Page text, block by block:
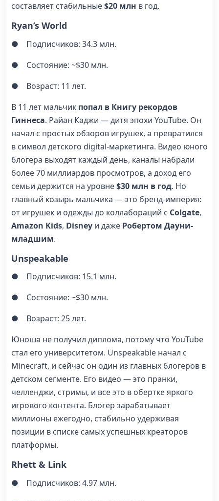
составляет стабильные$20 млн в год.
Ryan’s World
● Подписчиков: 34.3 млн.
● Состояние: ~$30 млн.
● Возраст: 11 лет.
В 11 лет мальчик попал в Книгу рекордов
Гиннеса. Райан Каджи — дитя эпохи YouTube. Он
начал с простых обзоров игрушек, а превратился
в символ детского digital-маркетинга. Видео юного
блогера выходят каждый день, каналы набрали
более 70 миллиардов просмотров, а доход его
семьи держится на уровне$30 млн в год. Но
главный козырь мальчика — это бренд-империя:
от игрушек и одежды до коллабораций с Colgate,
Amazon Kids, Disney и даже Робертом Дауни-
младшим.
Unspeakable
● Подписчиков: 15.1 млн.
● Состояние: ~$30 млн.
● Возраст: 25 лет.
Юноша не получил диплома, потому что YouTube
стал его университетом. Unspeakable начал с
Minecraft, и сейчас он один из главных блогеров в
детском сегменте. Его видео — это пранки,
челленджи, стримы, и все это в обертке яркого
игрового контента. Блогер зарабатывает
миллионы ежегодно, стабильно удерживая
позиции в списке самых успешных креаторов
платформы.
Rhett & Link
● Подписчиков: 4.97 млн.